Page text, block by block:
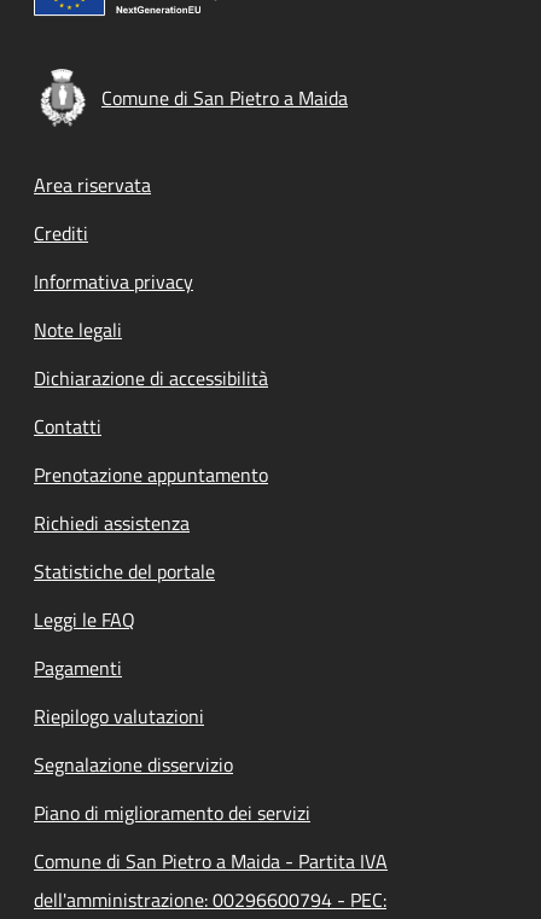
Comune di San Pietro a Maida
Footer menu
Area riservata
Crediti
Informativa privacy
Note legali
Dichiarazione di accessibilità
Contatti
Prenotazione appuntamento
Richiedi assistenza
Statistiche del portale
Leggi le FAQ
Pagamenti
Riepilogo valutazioni
Segnalazione disservizio
Piano di miglioramento dei servizi
Comune di San Pietro a Maida - Partita IVA
dell'amministrazione: 00296600794 - PEC: